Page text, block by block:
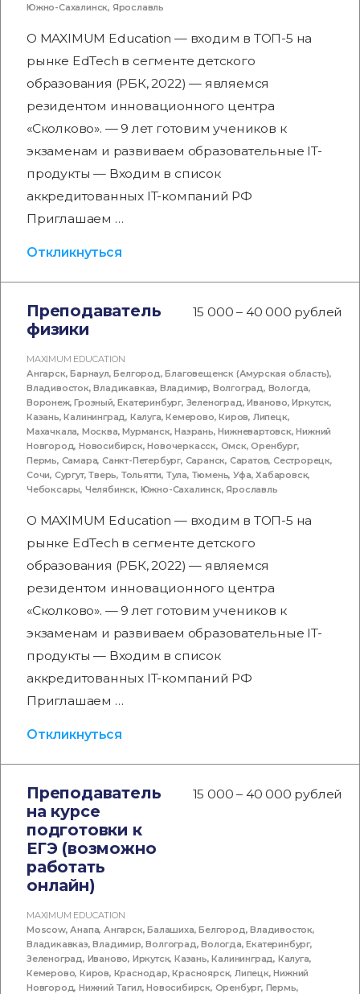
Южно-Сахалинск, Ярославль
О MAXIMUM Education — входим в ТОП-5 на
рынке EdTech в сегменте детского
образования (РБК, 2022) — являемся
резидентом инновационного центра
«Сколково». — 9 лет готовим учеников к
экзаменам и развиваем образовательные IT-
продукты — Входим в список
аккредитованных IT-компаний РФ
Приглашаем …
Откликнуться
Преподаватель
физики
15 000 – 40 000 рублей
MAXIMUM EDUCATION
Ангарск,Барнаул,Белгород,Благовещенск (Амурская область),
Владивосток,Владикавказ, Владимир, Волгоград, Вологда,
Воронеж,Грозный,Екатеринбург, Зеленоград,Иваново,Иркутск,
Казань,Калининград, Калуга,Кемерово,Киров, Липецк,
Махачкала, Москва,Мурманск,Назрань,Нижневартовск,Нижний
Новгород,Новосибирск,Новочеркасск, Омск,Оренбург,
Пермь, Самара,Санкт-Петербург, Саранск, Саратов,Сестрорецк,
Сочи, Сургут,Тверь, Тольятти, Тула, Тюмень,Уфа,Хабаровск,
Чебоксары, Челябинск, Южно-Сахалинск,Ярославль
О MAXIMUM Education — входим в ТОП-5 на
рынке EdTech в сегменте детского
образования (РБК, 2022) — являемся
резидентом инновационного центра
«Сколково». — 9 лет готовим учеников к
экзаменам и развиваем образовательные IT-
продукты — Входим в список
аккредитованных IT-компаний РФ
Приглашаем …
Откликнуться
Преподаватель
на курсе
подготовки к
ЕГЭ (возможно
работать
онлайн)
15 000 – 40 000 рублей
MAXIMUM EDUCATION
Moscow,Анапа,Ангарск,Балашиха,Белгород,Владивосток,
Владикавказ,Владимир,Волгоград,Вологда,Екатеринбург,
Зеленоград, Иваново, Иркутск,Казань,Калининград, Калуга,
Кемерово,Киров, Краснодар,Красноярск,Липецк,Нижний
Новгород,Нижний Тагил,Новосибирск, Оренбург, Пермь,